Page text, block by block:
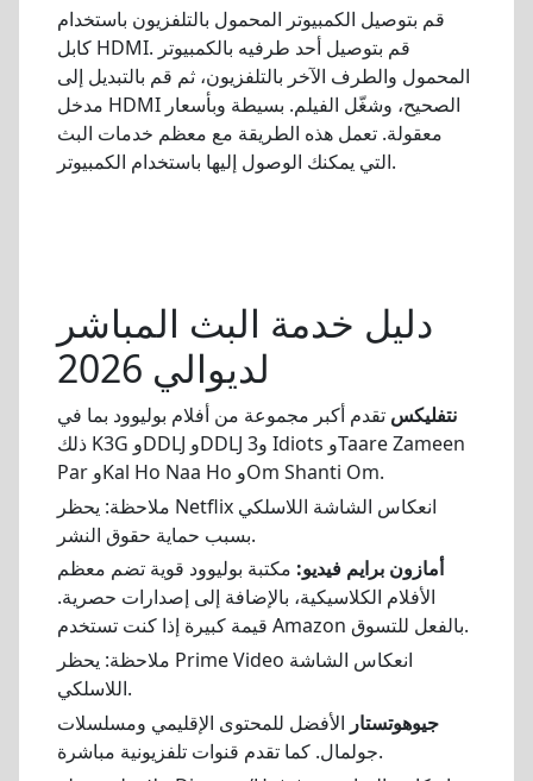
قم بتوصيل الكمبيوتر المحمول بالتلفزيون باستخدام
كابل HDMI. قم بتوصيل أحد طرفيه بالكمبيوتر
المحمول والطرف الآخر بالتلفزيون، ثم قم بالتبديل إلى
مدخل HDMI الصحيح، وشغّل الفيلم. بسيطة وبأسعار
معقولة. تعمل هذه الطريقة مع معظم خدمات البث
التي يمكنك الوصول إليها باستخدام الكمبيوتر.
دليل خدمة البث المباشر
لديوالي 2026
نتفليكس تقدم أكبر مجموعة من أفلام بوليوود بما في
ذلك K3G وDDLJ وDDLJ و3 Idiots وTaare Zameen
Par وKal Ho Naa Ho وOm Shanti Om.
ملاحظة: يحظر Netflix انعكاس الشاشة اللاسلكي
بسبب حماية حقوق النشر.
أمازون برايم فيديو: مكتبة بوليوود قوية تضم معظم
الأفلام الكلاسيكية، بالإضافة إلى إصدارات حصرية.
قيمة كبيرة إذا كنت تستخدم Amazon بالفعل للتسوق.
ملاحظة: يحظر Prime Video انعكاس الشاشة
اللاسلكي.
جيوهوتستار الأفضل للمحتوى الإقليمي ومسلسلات
جولمال. كما تقدم قنوات تلفزيونية مباشرة.